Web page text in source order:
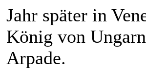
Jahr später in
König von
Arpade.